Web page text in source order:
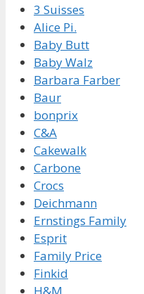
3 Suisses
Alice Pi.
Baby Butt
Baby Walz
Barbara Farber
Baur
bonprix
C&A
Cakewalk
Carbone
Crocs
Deichmann
Ernstings Family
Esprit
Family Price
Finkid
H&M